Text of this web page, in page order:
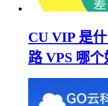
CU VIP 是
路 VPS 哪个